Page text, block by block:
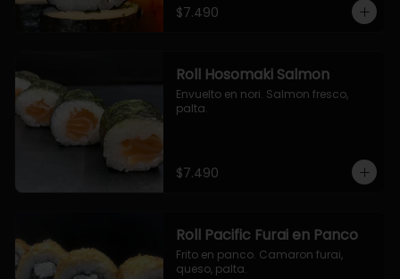
$7.490
Roll Hosomaki Salmon
Envuelto en nori. Salmon fresco,
palta.
$7.490
Roll Pacific Furai en Panco
Frito en panco. Camaron furai,
queso, palta.